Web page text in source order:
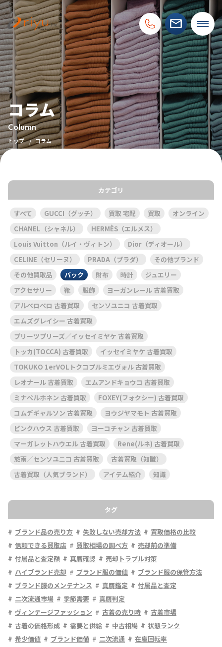
コラム
Column
トップ コラム
カテゴリ
すべて GUCCI（グッチ） 買取 宅配 買取
オンライン
CHANEL（シャネル）
HERMÈS（エルメス）
Louis Vuitton（ルイ・ヴィトン）
Dior（ディオール）
CELINE（セリーヌ）
PRADA（プラダ）
その他ブランド
その他買取品
バック 財布 時計
ジュエリー
アクセサリー
靴 服飾
ヨーガンレール 古着買取
アルベロベロ 古着買取
センソユニコ 古着買取
エムズグレイシー 古着買取
プリーツプリーズ／イッセイミヤケ 古着買取
トッカ(TOCCA) 古着買取
イッセイミヤケ 古着買取
TOKUKO 1erVOLトクコプルミエヴォル 古着買取
レオナール 古着買取
エムアンドキョウコ 古着買取
ミナペルホネン 古着買取
FOXEY(フォクシー) 古着買取
コムデギャルソン 古着買取
ヨウジヤマモト 古着買取
ピンクハウス 古着買取
ヨーコチャン 古着買取
マーガレットハウエル 古着買取
Rene(ルネ) 古着買取
慈雨／センソユニコ 古着買取
古着買取（知識）
古着買取（人気ブランド）
アイテム紹介 知識
タグ
ブランド品の売り方 失敗しない売却方法
買取価格の比較
信頼できる買取店
買取相場の調べ方
売却前の準備
付属品と査定額
真贋確認
売却トラブル対策
ハイブランド売却
ブランド服の価値
ブランド服の保管方法
ブランド服のメンテナンス
真贋鑑定
付属品と査定
二次流通市場
季節需要
真贋判定
ヴィンテージファッション
古着の売り時
古着市場
古着の価格形成
需要と供給 中古相場
状態ランク
希少価値
ブランド価値 二次流通
在庫回転率